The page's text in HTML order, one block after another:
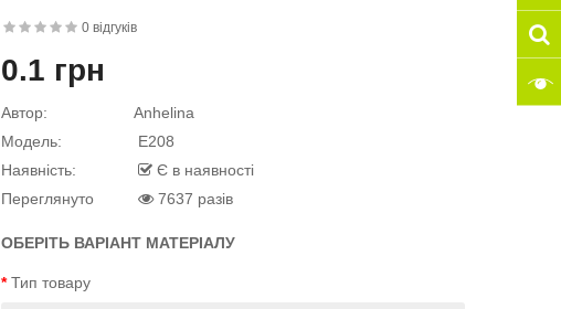
0 відгуків
0.1 грн
Автор:
Anhelina
Модель:
E208
Наявність:
Є в наявності
Переглянуто
7637 разів
ОБЕРІТЬ ВАРІАНТ МАТЕРІАЛУ
Тип товару